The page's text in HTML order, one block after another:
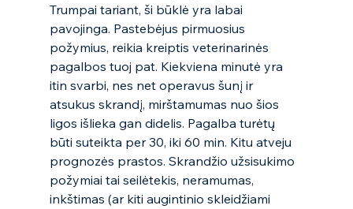
Trumpai tariant, ši būklė yra labai
pavojinga. Pastebėjus pirmuosius
požymius, reikia kreiptis veterinarinės
pagalbos tuoj pat. Kiekviena minutė yra
itin svarbi, nes net operavus šunį ir
atsukus skrandį, mirštamumas nuo šios
ligos išlieka gan didelis. Pagalba turėtų
būti suteikta per 30, iki 60 min. Kitu atveju
prognozės prastos. Skrandžio užsisukimo
požymiai tai seilėtekis, neramumas,
inkštimas (ar kiti augintinio skleidžiami